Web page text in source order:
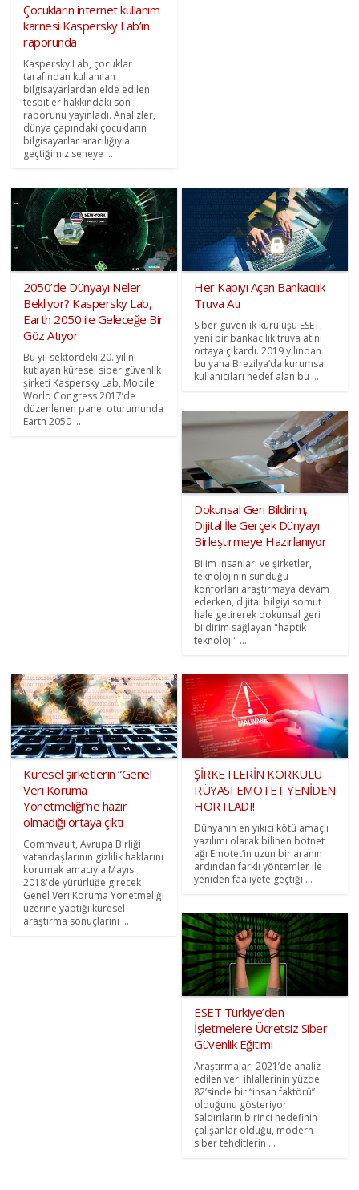
Çocukların internet kullanım
karnesi Kaspersky Lab’ın
raporunda
Kaspersky Lab, çocuklar
tarafından kullanılan
bilgisayarlardan elde edilen
tespitler hakkındaki son
raporunu yayınladı. Analizler,
dünya çapındaki çocukların
bilgisayarlar aracılığıyla
geçtiğimiz seneye ...
2050’de Dünyayı Neler
Bekliyor? Kaspersky Lab,
Earth 2050 ile Geleceğe Bir
Göz Atıyor
Bu yıl sektördeki 20. yılını
kutlayan küresel siber güvenlik
şirketi Kaspersky Lab, Mobile
World Congress 2017’de
düzenlenen panel oturumunda
Earth 2050 ...
Her Kapıyı Açan Bankacılık
Truva Atı
Siber güvenlik kuruluşu ESET,
yeni bir bankacılık truva atını
ortaya çıkardı. 2019 yılından
bu yana Brezilya’da kurumsal
kullanıcıları hedef alan bu ...
Dokunsal Geri Bildirim,
Dijital İle Gerçek Dünyayı
Birleştirmeye Hazırlanıyor
Bilim insanları ve şirketler,
teknolojinin sunduğu
konforları araştırmaya devam
ederken, dijital bilgiyi somut
hale getirerek dokunsal geri
bildirim sağlayan "haptik
teknoloji" ...
Küresel şirketlerin “Genel
Veri Koruma
Yönetmeliği”ne hazır
olmadığı ortaya çıktı
Commvault, Avrupa Birliği
vatandaşlarının gizlilik haklarını
korumak amacıyla Mayıs
2018'de yürürlüğe girecek
Genel Veri Koruma Yönetmeliği
üzerine yaptığı küresel
araştırma sonuçlarını ...
ŞİRKETLERİN KORKULU
RÜYASI EMOTET YENİDEN
HORTLADI!
Dünyanın en yıkıcı kötü amaçlı
yazılımı olarak bilinen botnet
ağı Emotet’in uzun bir aranın
ardından farklı yöntemler ile
yeniden faaliyete geçtiği ...
ESET Türkiye’den
İşletmelere Ücretsiz Siber
Güvenlik Eğitimi
Araştırmalar, 2021’de analiz
edilen veri ihlallerinin yüzde
82’sinde bir “insan faktörü”
olduğunu gösteriyor.
Saldırıların birinci hedefinin
çalışanlar olduğu, modern
siber tehditlerin ...